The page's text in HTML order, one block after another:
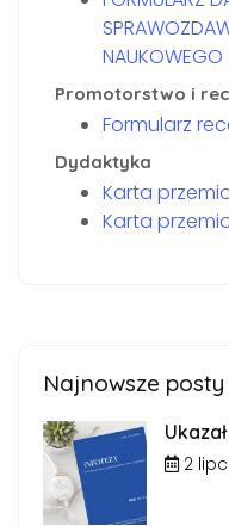
NAUKOWEGO
Promotorstwo i
Formularz
Dydaktyka
Karta
Karta
Najnowsze posty
2